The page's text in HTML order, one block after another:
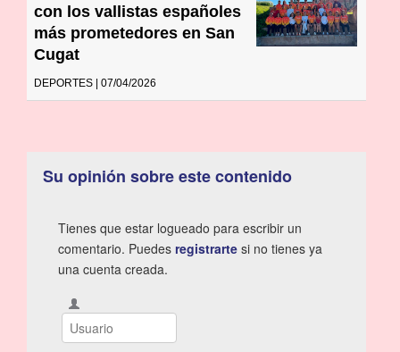
con los vallistas españoles
más prometedores en San
Cugat
DEPORTES | 07/04/2026
Su opinión sobre este contenido
Tienes que estar logueado para escribir un
comentario. Puedes registrarte si no tienes ya
una cuenta creada.